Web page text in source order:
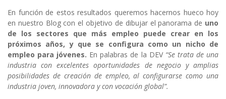
En función de estos resultados queremos hacernos hueco hoy
en nuestro Blog con el objetivo de dibujar el panorama de uno
de los sectores que más empleo puede crear en los
próximos años, y que se configura como un nicho de
empleo para jóvenes. En palabras de la DEV “Se trata de una
industria con excelentes oportunidades de negocio y amplias
posibilidades de creación de empleo, al configurarse como una
industria joven, innovadora y con vocación global”.